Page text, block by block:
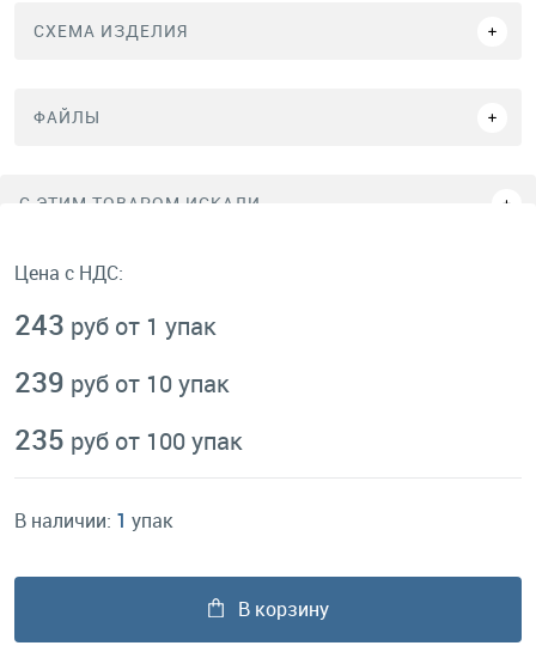
СХЕМА ИЗДЕЛИЯ
ФАЙЛЫ
C ЭТИМ ТОВАРОМ ИСКАЛИ
Цена с НДС:
243 руб от 1 упак
239 руб от 10 упак
235 руб от 100 упак
В наличии: 1 упак
В корзину